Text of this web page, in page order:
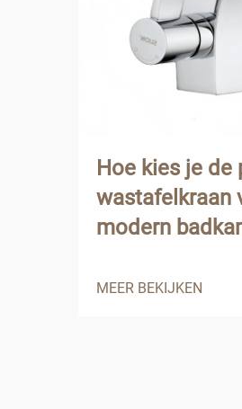
Hoe kies je de
wastafelkraan
modern
MEER BEKIJKEN